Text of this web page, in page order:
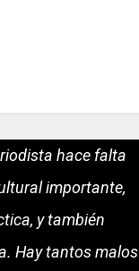
hace falta
importante,
y también
Hay tantos malos